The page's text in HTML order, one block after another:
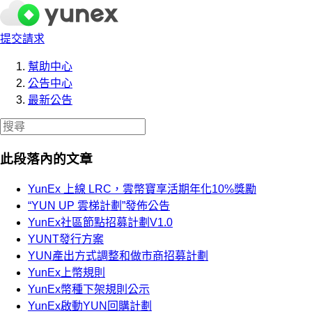
提交請求
幫助中心
公告中心
最新公告
此段落內的文章
YunEx 上線 LRC，雲幣寶享活期年化10%獎勵
“YUN UP 雲梯計劃”發佈公告
YunEx社區節點招募計劃V1.0
YUNT發行方案
YUN產出方式調整和做市商招募計劃
YunEx上幣規則
YunEx幣種下架規則公示
YunEx啟動YUN回購計劃